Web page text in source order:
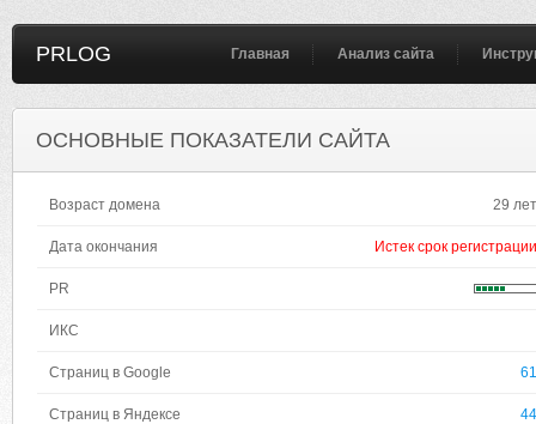
PRLOG Главная Анализ сайта
ОСНОВНЫЕ ПОКАЗАТЕЛИ САЙТА
Возраст домена 29 лет
Дата окончания Истек срок регистрации
PR
ИКС
Страниц в Google 61
Страниц в Яндексе 44